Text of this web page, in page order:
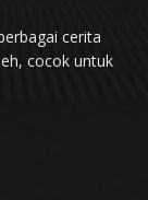
cerita
cocok untuk